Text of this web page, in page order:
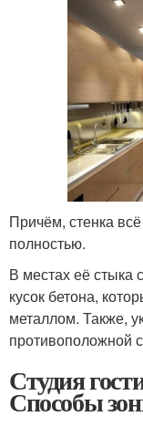
Причём, стенка
полностью.
В местах её стыка
кусок бетона,
металлом. Также,
противоположной
Студия
Способы